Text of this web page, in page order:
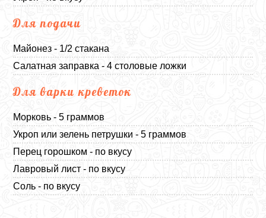
Для подачи
Майонез - 1/2 стакана
Салатная заправка - 4 столовые ложки
Для варки креветок
Морковь - 5 граммов
Укроп или зелень петрушки - 5 граммов
Перец горошком - по вкусу
Лавровый лист - по вкусу
Соль - по вкусу